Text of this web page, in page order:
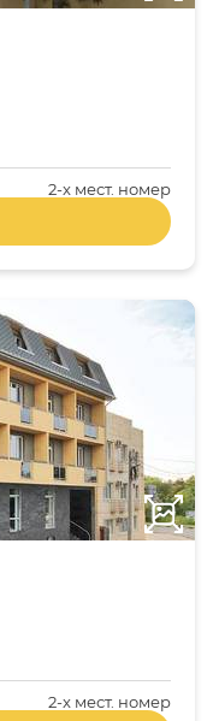
2-x мест. номер
2-x мест. номер